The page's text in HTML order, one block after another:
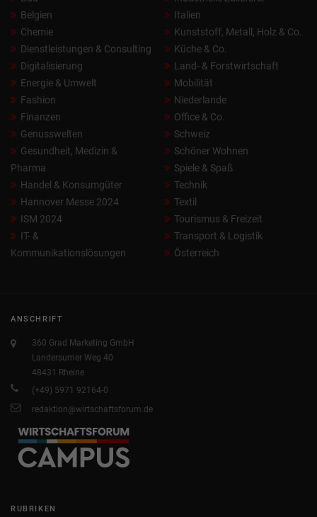
Belgien
Chemie
Dienstleistungen & Consulting
Digitalisierung
Energie & Umwelt
Fashion
Finanzen
Genusswelten
Gesundheit, Medizin &
Pharma
Handel & Konsumgüter
Hannover Messe 2024
ISM 2024
IT- &
Kommunikationslösungen
Italien
Kunststoff, Metall, Holz & Co.
Küche & Co.
Land- & Forstwirtschaft
Mobilität
Niederlande
Office & Co.
Schweiz
Schöner Wohnen
Spiele & Spaß
Technik
Textil
Tourismus & Freizeit
Transport & Logistik
Österreich
ANSCHRIFT
360 Grad Marketing GmbH
Landersumer Weg 40
48431 Rheine
(+49) 5971 92164-0
redaktion@wirtschaftsforum.de
RUBRIKEN